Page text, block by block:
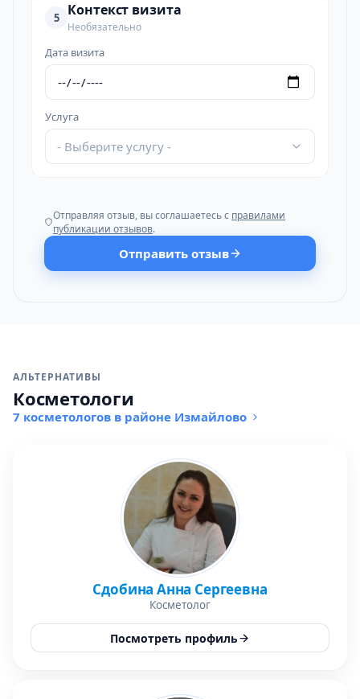
5 Контекст визита
Необязательно
Дата визита
Услуга
- Выберите услугу -
Отправляя отзыв, вы соглашаетесь с правилами
публикации отзывов.
Отправить отзыв
АЛЬТЕРНАТИВЫ
Косметологи
7 косметологов в районе Измайлово
Сдобина Анна Сергеевна
Косметолог
Посмотреть профиль